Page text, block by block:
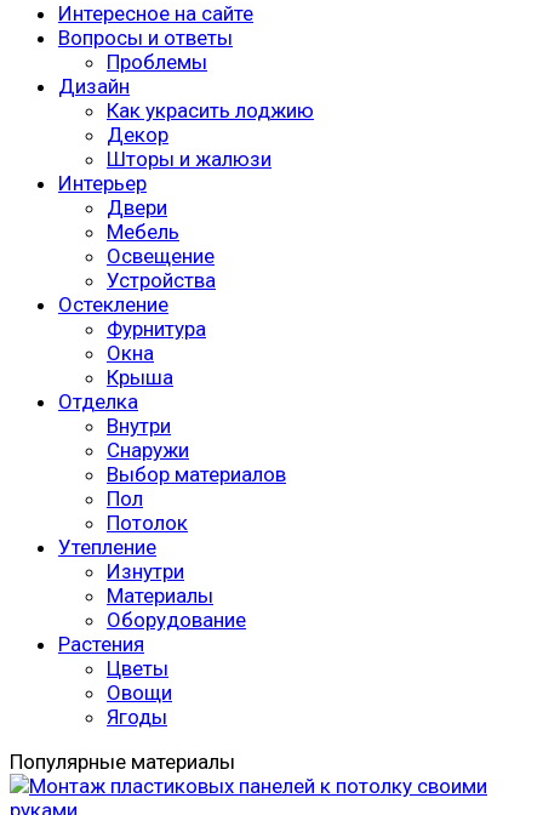
Интересное на сайте
Вопросы и ответы
Проблемы
Дизайн
Как украсить лоджию
Декор
Шторы и жалюзи
Интерьер
Двери
Мебель
Освещение
Устройства
Остекление
Фурнитура
Окна
Крыша
Отделка
Внутри
Снаружи
Выбор материалов
Пол
Потолок
Утепление
Изнутри
Материалы
Оборудование
Растения
Цветы
Овощи
Ягоды
Популярные материалы